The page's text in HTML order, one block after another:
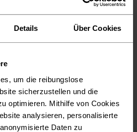
Details Über Cookies
um die reibungslose
sicherzustellen und die
optimieren. Mithilfe von Cookies
analysieren, personalisierte
Daten zu
MAXIMUM
30°
25°
20°